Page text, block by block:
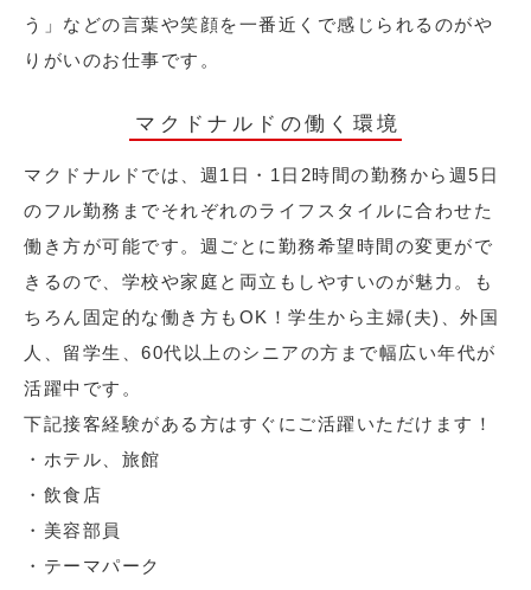
う」などの言葉や笑顔を一番近くで感じられるのがや
りがいのお仕事です。
マクドナルドの働く環境
マクドナルドでは、週1日・1日2時間の勤務から週5日
のフル勤務までそれぞれのライフスタイルに合わせた
働き方が可能です。週ごとに勤務希望時間の変更がで
きるので、学校や家庭と両立もしやすいのが魅力。も
ちろん固定的な働き方もOK！学生から主婦(夫)、外国
人、留学生、60代以上のシニアの方まで幅広い年代が
活躍中です。
下記接客経験がある方はすぐにご活躍いただけます！
・ホテル、旅館
・飲食店
・美容部員
・テーマパーク